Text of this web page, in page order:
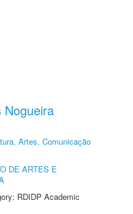
Nogueira
Artes, Comunicação
DE ARTES E
RDIDP Academic